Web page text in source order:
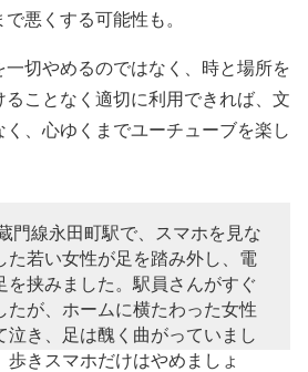
悪くする可能性も。
切やめるのではなく、時と場所を
ことなく適切に利用できれば、文
、心ゆくまでユーチューブを楽し
門線永田町駅で、スマホを見な
た若い女性が足を踏み外し、電
を挟みました。駅員さんがすぐ
たが、ホームに横たわった女性
泣き、足は醜く曲がっていまし
歩きスマホだけはやめましょ